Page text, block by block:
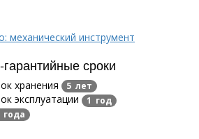
механический инструмент
сроки
хранения 5 лет
эксплуатации 1 год
года